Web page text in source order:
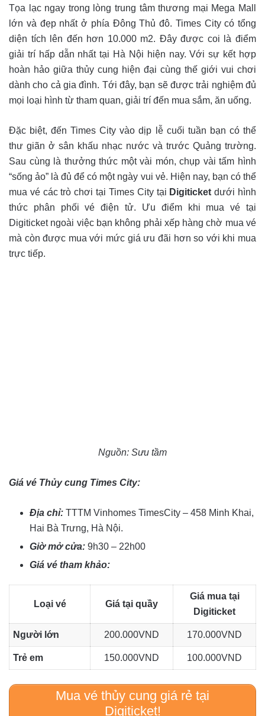
Tọa lạc ngay trong lòng trung tâm thương mại Mega Mall
lớn và đẹp nhất ở phía Đông Thủ đô. Times City có tổng
diện tích lên đến hơn 10.000 m2. Đây được coi là điểm
giải trí hấp dẫn nhất tại Hà Nội hiện nay. Với sự kết hợp
hoàn hảo giữa thủy cung hiện đại cùng thế giới vui chơi
dành cho cả gia đình. Tới đây, bạn sẽ được trải nghiệm đủ
mọi loại hình từ tham quan, giải trí đến mua sắm, ăn uống.
Đặc biệt, đến Times City vào dịp lễ cuối tuần bạn có thể
thư giãn ở sân khấu nhạc nước và trước Quảng trường.
Sau cùng là thưởng thức một vài món, chụp vài tấm hình
“sống ảo” là đủ để có một ngày vui vẻ. Hiện nay, bạn có thể
mua vé các trò chơi tại Times City tại Digiticket dưới hình
thức phân phối vé điện tử. Ưu điểm khi mua vé tại
Digiticket ngoài việc bạn không phải xếp hàng chờ mua vé
mà còn được mua với mức giá ưu đãi hơn so với khi mua
trực tiếp.
Nguồn: Sưu tầm
Giá vé Thủy cung Times City:
Địa chỉ: TTTM Vinhomes TimesCity – 458 Minh Khai,
Hai Bà Trưng, Hà Nội.
Giờ mở cửa: 9h30 – 22h00
Giá vé tham khảo:
Loại vé Giá tại quầy
Giá mua tại
Digiticket
Người lớn 200.000VND 170.000VND
Trẻ em 150.000VND 100.000VND
Mua vé thủy cung giá rẻ tại
Digiticket!